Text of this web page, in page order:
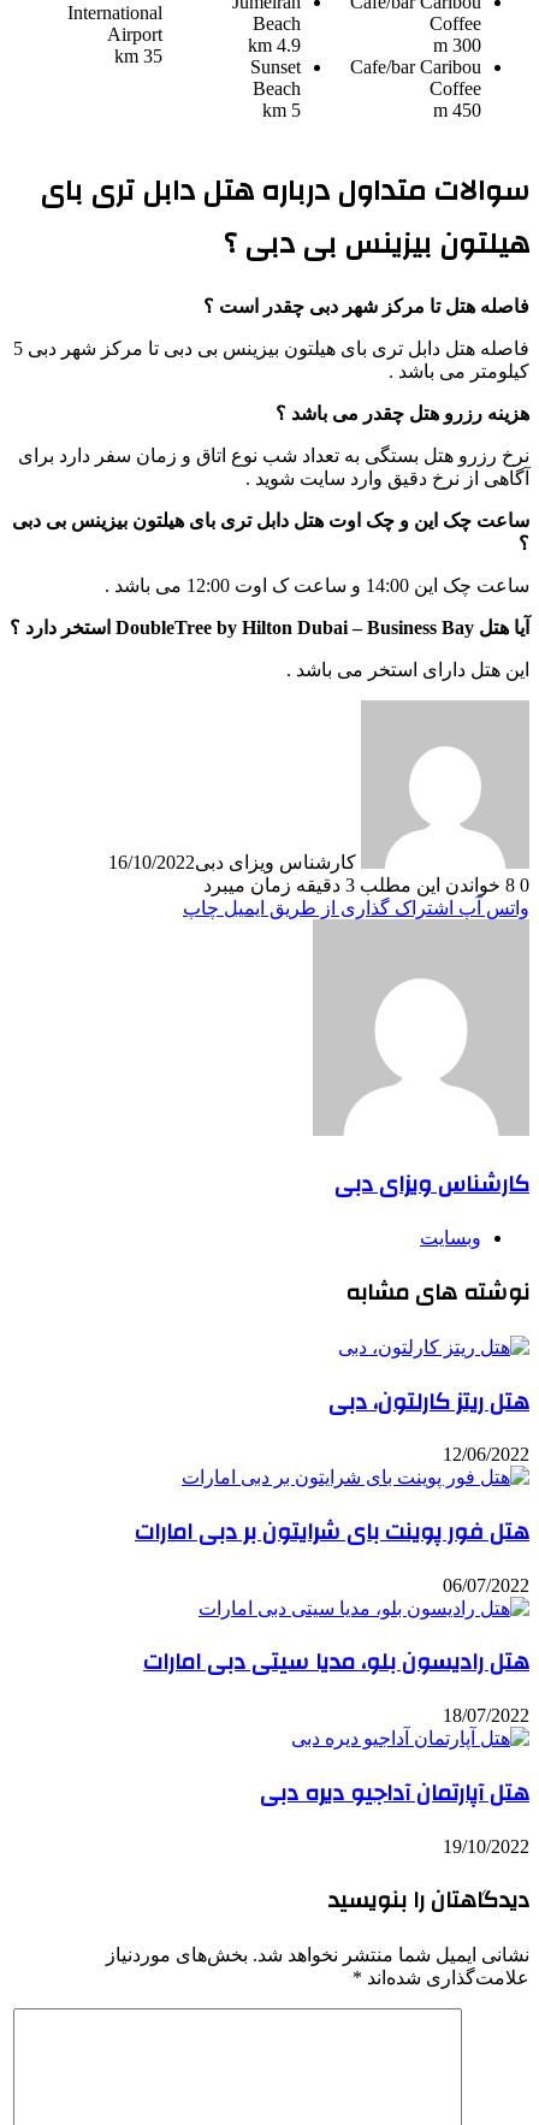
Coffee
300 m
Cafe/barCaribou
Coffee
450 m
Beach
4.9 km
Sunset
Beach
5 km
International
Airport
35 km
سوالات متداول درباره هتل دابل تری بای
هیلتون بیزینس بی دبی ؟
فاصله هتل تا مرکز شهر دبی چقدر است ؟
فاصله هتل دابل تری بای هیلتون بیزینس بی دبی تا مرکز شهر دبی 5
کیلومتر می باشد .
هزینه رزرو هتل چقدر می باشد ؟
نرخ رزرو هتل بستگی به تعداد شب نوع اتاق و زمان سفر دارد برای
آگاهی از نرخ دقیق وارد سایت شوید .
ساعت چک این و چک اوت هتل دابل تری بای هیلتون بیزینس بی دبی
؟
ساعت چک این 14:00 و ساعت ک اوت 12:00 می باشد .
آیا هتل DoubleTree by Hilton Dubai – Business Bay استخر دارد ؟
این هتل دارای استخر می باشد .
کارشناس ویزای دبی16/10/2022
0
خواندن این مطلب 3 دقیقه زمان میبرد
واتس آپ اشتراک گذاری از طریق ایمیل چاپ
کارشناس ویزای دبی
وبسایت
نوشته های مشابه
هتل ریتز کارلتون، دبی
12/06/2022
هتل فور پوینت بای شرایتون بر دبی امارات
06/07/2022
هتل رادیسون بلو، مدیا سیتی دبی امارات
18/07/2022
هتل آپارتمان آداجیو دیره دبی
19/10/2022
دیدگاهتان را بنویسید
نشانی ایمیل شما منتشر نخواهد شد. بخش‌های موردنیاز
علامت‌گذاری شده‌اند *